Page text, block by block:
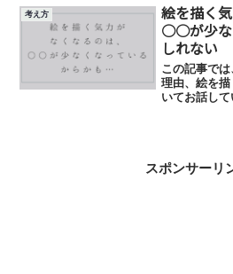
でしたが、今
たことでかな
た！
考え方
絵を描く
○○が少な
しれない
この記事で
理由、絵を
いてお話し
スポンサーリ